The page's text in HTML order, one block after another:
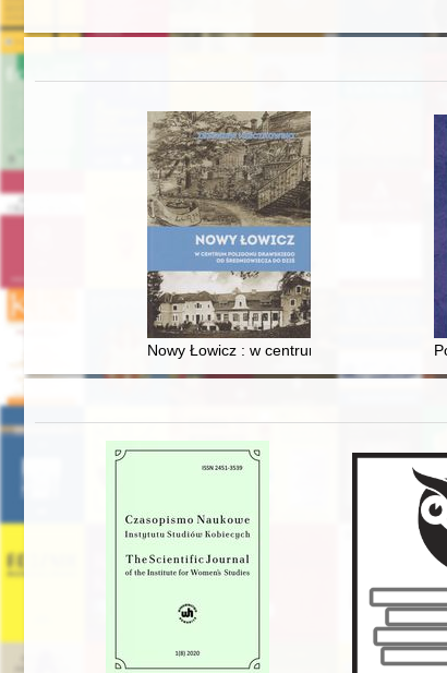
Nowy Łowicz : w centrum poligonu